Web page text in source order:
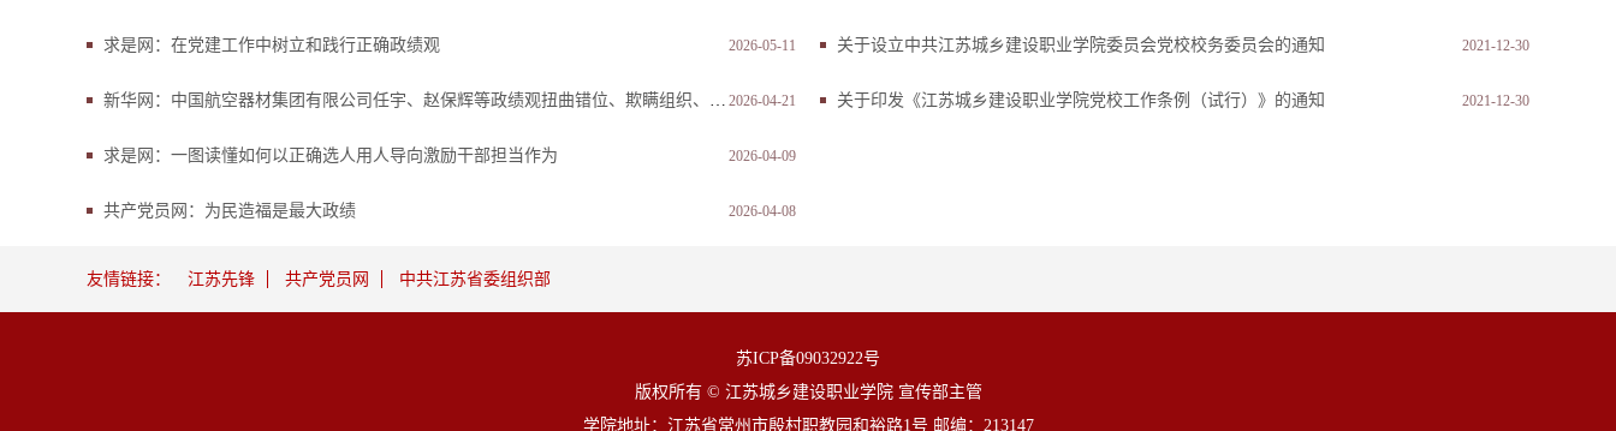
2026-05-11
求是网：在党建工作中树立和践行正确政绩观
2026-04-21
新华网：中国航空器材集团有限公司任宇、赵保辉等政绩观扭曲错位、欺瞒组织、侵害群众利益等问题被公开通报
2026-04-09
求是网：一图读懂如何以正确选人用人导向激励干部担当作为
2026-04-08
共产党员网：为民造福是最大政绩
2021-12-30
关于设立中共江苏城乡建设职业学院委员会党校校务委员会的通知
2021-12-30
关于印发《江苏城乡建设职业学院党校工作条例（试行）》的通知
友情链接： 江苏先锋 共产党员网 中共江苏省委组织部
苏ICP备09032922号
版权所有 © 江苏城乡建设职业学院 宣传部主管
学院地址：江苏省常州市殷村职教园和裕路1号 邮编：213147